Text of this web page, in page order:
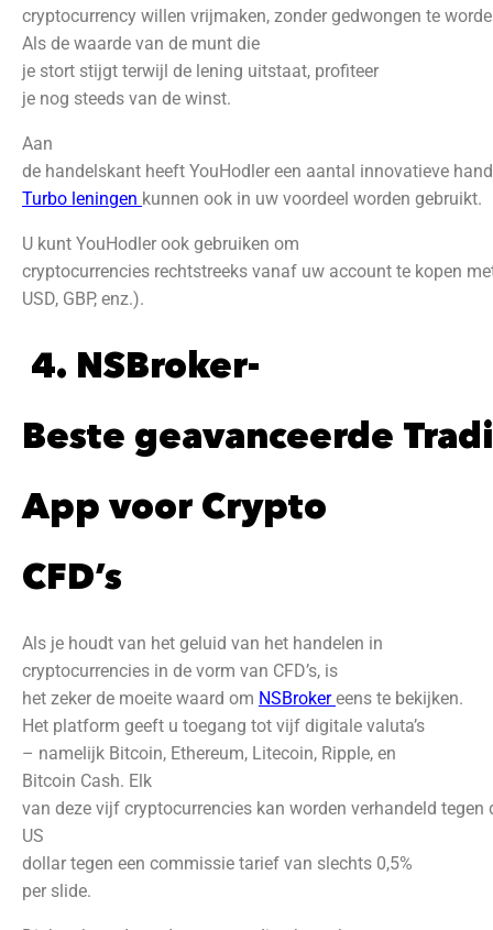
cryptocurrency willen vrijmaken, zonder gedwongen te
Als de waarde van de munt die
je stort stijgt terwijl de lening uitstaat, profiteer
je nog steeds van de winst.
Aan
de handelskant heeft YouHodler een aantal innovatieve
Turbo leningen kunnen ook in uw voordeel worden gebruikt.
U kunt YouHodler ook gebruiken om
cryptocurrencies rechtstreeks vanaf uw account te kopen
USD, GBP, enz.).
4. NSBroker-
Beste geavanceerde
App voor Crypto
CFD’s
Als je houdt van het geluid van het handelen in
cryptocurrencies in de vorm van CFD’s, is
het zeker de moeite waard om NSBrokereens te bekijken.
Het platform geeft u toegang tot vijf digitale valuta’s
– namelijk Bitcoin, Ethereum, Litecoin, Ripple, en
Bitcoin Cash. Elk
van deze vijf cryptocurrencies kan worden verhandeld tegen
US
dollar tegen een commissie tarief van slechts 0,5%
per slide.